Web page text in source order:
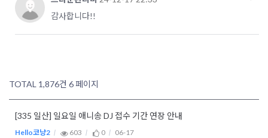
감사합니다!!
TOTAL 1,876건 6 페이지
[335 일산] 일요일 애니송 DJ 접수 기간 연장 안내
Hello코냥2 603 0 06-17